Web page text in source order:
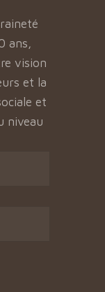
ans,
vision
et la
et
niveau